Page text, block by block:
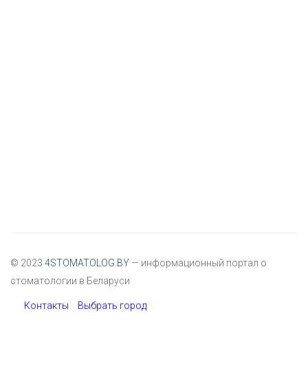
© 2023 4STOMATOLOG.BY — информационный портал о
стоматологии в Беларуси
Контакты Выбрать город